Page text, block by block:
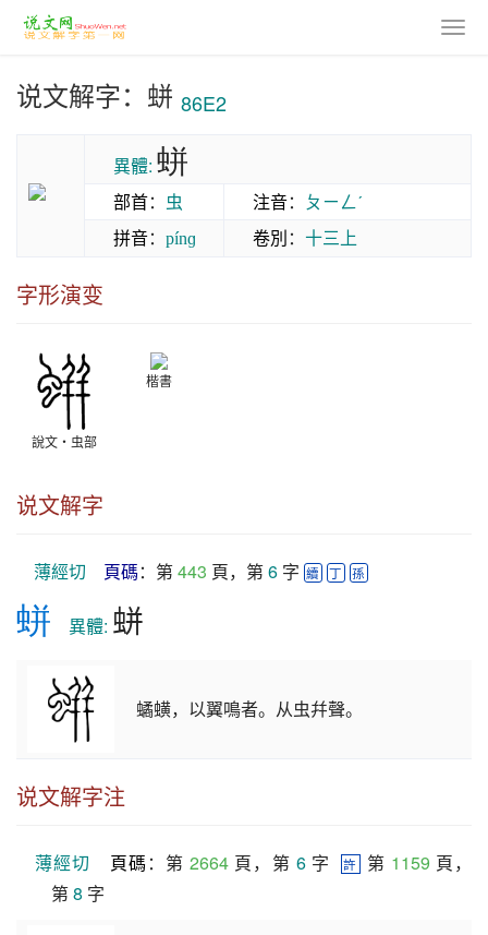
说文解字：蛢 86E2
異體: 蛢
部首： 虫 注音：
ㄆㄧㄥˊ
拼音： pínɡ 卷別： 十三上
字形演变
說文‧虫部
楷書
说文解字
薄經切 頁碼：第 443 頁，第 6 字 續 丁 孫
蛢 異體: 蛢
𧑐蟥，以翼鳴者。从虫幷聲。
说文解字注
薄經切 頁碼 ：第 2664 頁，第 6 字 許 第 1159 頁，
第 8 字